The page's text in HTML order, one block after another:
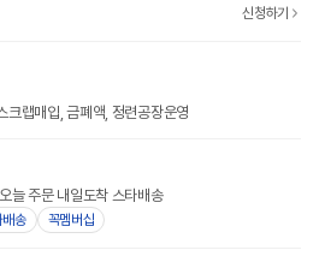
신청하기
랩매입, 금폐액, 정련공장운영
늘 주문 내일도착 스타배송
송 꼭멤버십